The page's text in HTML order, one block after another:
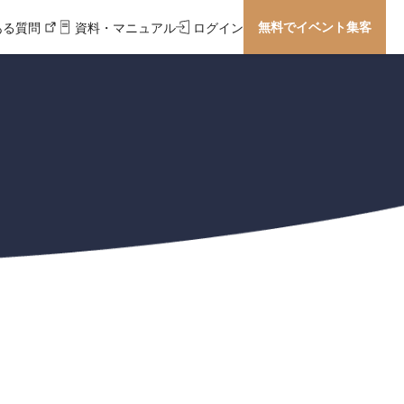
る質問 資料・マニュアル ログイン 無料でイベント集客